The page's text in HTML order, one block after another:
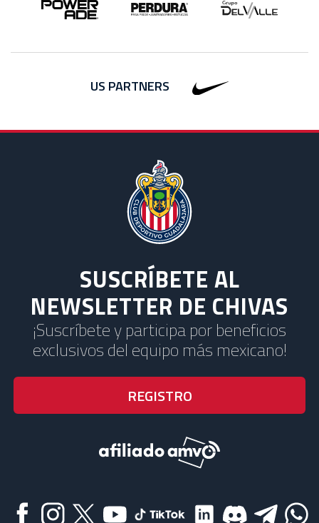
US PARTNERS
SUSCRÍBETE AL
NEWSLETTER DE CHIVAS
¡Suscríbete y participa por beneficios
exclusivos del equipo más mexicano!